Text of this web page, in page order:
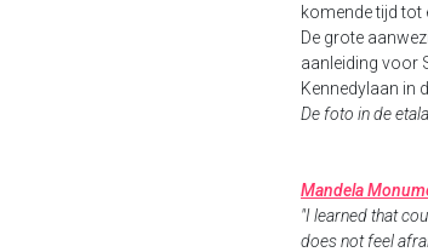
komende tijd tot
De grote
aanleiding voor
Kennedylaan in
De foto in de
Mandela
"I learned that
does not feel